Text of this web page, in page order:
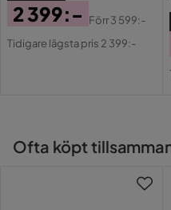
Färg
Form
Pris
2 399:-
Original
Förr3 599:-
Tidigare lägsta pris 2 399:-
Ofta köpt